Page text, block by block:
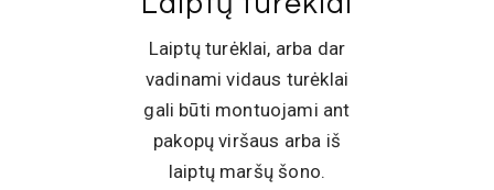
Laiptų turėklai, arba dar
vadinami vidaus turėklai
gali būti montuojami ant
pakopų viršaus arba iš
laiptų maršų šono.